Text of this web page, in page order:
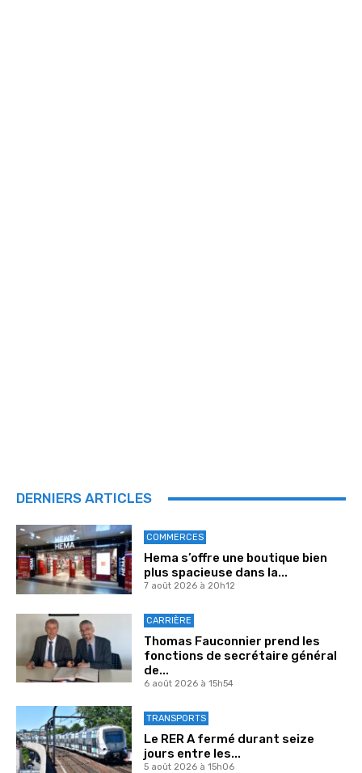
DERNIERS ARTICLES
COMMERCES
Hema s’offre une boutique bien
plus spacieuse dans la...
7 août 2026 à 20h12
CARRIÈRE
Thomas Fauconnier prend les
fonctions de secrétaire général
de...
6 août 2026 à 15h54
TRANSPORTS
Le RER A fermé durant seize
jours entre les...
5 août 2026 à 15h06